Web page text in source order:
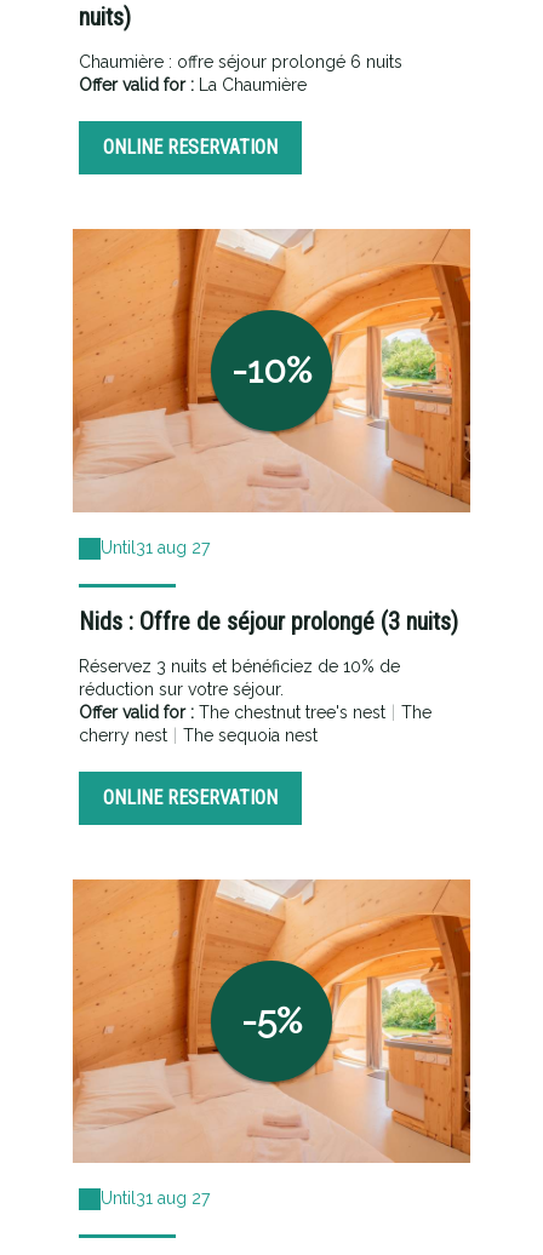
nuits)
Chaumière : offre séjour prolongé 6 nuits
Offer valid for :
La Chaumière
ONLINE RESERVATION
-10%
Until31 aug 27
Nids : Offre de séjour prolongé (3 nuits)
Réservez 3 nuits et bénéficiez de 10% de
réduction sur votre séjour.
Offer valid for : The chestnut tree's nest
The
cherry nest
The sequoia nest
ONLINE RESERVATION
-5%
Until 31 aug 27